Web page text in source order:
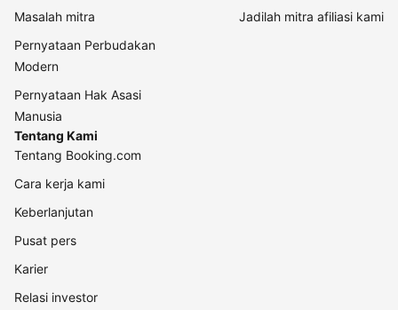
Masalah mitra
Pernyataan Perbudakan
Modern
Pernyataan Hak Asasi
Manusia
Jadilah mitra afiliasi kami
Tentang Kami
Tentang Booking.com
Cara kerja kami
Keberlanjutan
Pusat pers
Karier
Relasi investor